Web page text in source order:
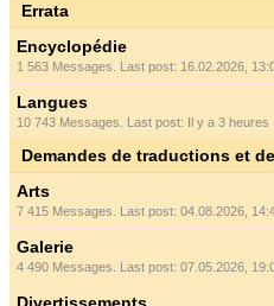
Errata
Encyclopédie
1 563 Messages. Last post: 16.02.2026,
Langues
10 743 Messages. Last post: Il y a 3 heures
Demandes de traductions et
Arts
7 415 Messages. Last post: 04.08.2026,
Galerie
4 490 Messages. Last post: 07.05.2026,